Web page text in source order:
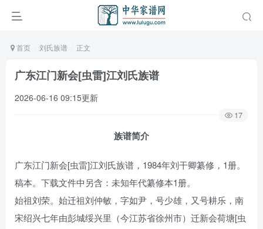
首页 刘氏族谱 正文
广东江门新会[虫雷]江刘氏族谱
2026-06-16 09:15更新
17
族谱简介
广东江门新会[虫雷]江刘氏族谱，1984年刘干卿纂修，1册。
稿本。下载文件中另含：未知年代纂修本1册。
始祖刘荣。始迁祖刘仲敏，字如尹，号少雄，又号耕乐，南
宋绍兴七年由彭城绥兴里（今江苏省徐州市）迁新会荷塘[虫